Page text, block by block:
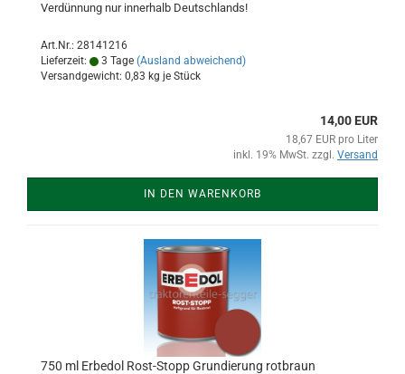
Verdünnung nur innerhalb Deutschlands!
Art.Nr.: 28141216
Lieferzeit:
3 Tage (Ausland abweichend)
Versandgewicht: 0,83 kg je Stück
14,00 EUR
18,67 EUR pro Liter
inkl. 19% MwSt. zzgl. Versand
IN DEN WARENKORB
750 ml Erbedol Rost-Stopp Grundierung rotbraun